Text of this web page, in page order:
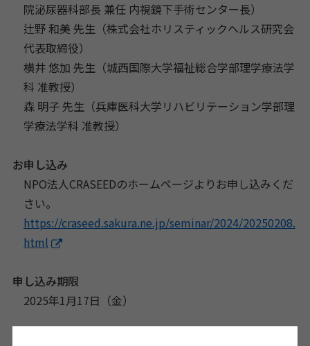
院泌尿器科部長 兼任 内視鏡下手術センター長）
辻野 和美 先生（株式会社ホリスティックヘルス研究会
代表取締役）
横井 悠加 先生（城西国際大学福祉総合学部理学療法学
科 准教授）
森 明子 先生（兵庫医科大学リハビリテーション学部理
学療法学科 准教授）
お申し込み
NPO法人CRASEEDのホームページよりお申し込みくだ
さい。
https://craseed.sakura.ne.jp/seminar/2024/20250208.
html
申し込み期限
2025年1月17日（金）